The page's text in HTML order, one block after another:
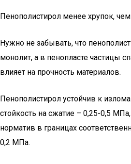
Пенополистирол менее хрупок,
Нужно не забывать, что
монолит, а в пенопласте частицы
влияет на прочность материалов.
Пенополистирол устойчив к
стойкость на сжатие – 0,25-0,5
норматив в границах
0,2 МПа.